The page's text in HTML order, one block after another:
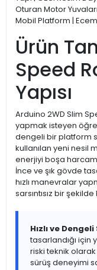
Oturan Motor
Mobil Platform |
Ürün
Speed
Yapısı
Arduino 2WD Slim
yapmak isteyen
dengeli bir platform
kullanılan yeni nesil
enerjiyi boşa
İnce ve şık gövde
hızlı manevralar
sarsıntısız bir
Hızlı ve
tasarlandığı için
riski teknik olarak
sürüş deneyimi